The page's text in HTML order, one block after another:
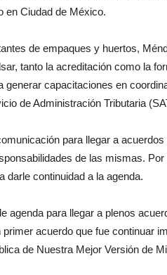
en Ciudad de México.
de empaques y huertos,
tanto la acreditación como la
generar capacitaciones en
de Administración Tributaria
para llegar a
de las mismas.
darle continuidad a la agenda.
agenda para llegar a plenos
acuerdo que fue continuar
de Nuestra Mejor Versión de